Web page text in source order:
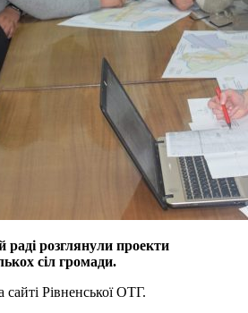
раді розглянули проекти
сіл громади.
Рівненської ОТГ.